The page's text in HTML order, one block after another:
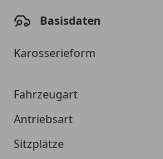
Kreditbetrag
€
Gesamtbetrag
Basisdaten
Karosserieform
Fahrzeugart
Antriebsart
Sitzplätze